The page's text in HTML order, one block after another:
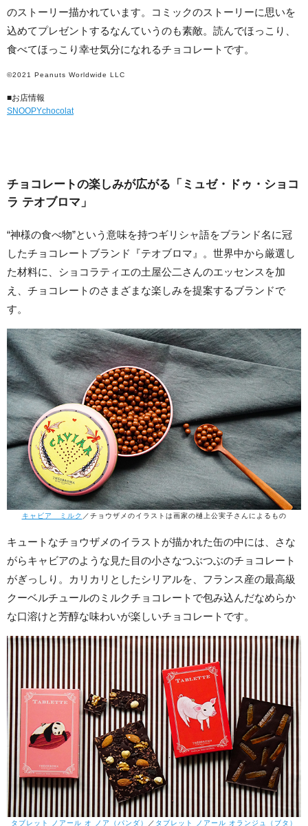
のストーリー描かれています。コミックのストーリーに思いを
込めてプレゼントするなんていうのも素敵。読んでほっこり、
食べてほっこり幸せ気分になれるチョコレートです。
©2021 Peanuts Worldwide LLC
■お店情報
SNOOPYchocolat
チョコレートの楽しみが広がる「ミュゼ・ドゥ・ショコ
ラ テオブロマ」
“神様の食べ物”という意味を持つギリシャ語をブランド名に冠
したチョコレートブランド『テオブロマ』。世界中から厳選し
た材料に、ショコラティエの土屋公二さんのエッセンスを加
え、チョコレートのさまざまな楽しみを提案するブランドで
す。
キャビア ミルク ／チョウザメのイラストは画家の樋上公実子さんによるもの
キュートなチョウザメのイラストが描かれた缶の中には、さな
がらキャビアのような見た目の小さなつぶつぶのチョコレート
がぎっしり。カリカリとしたシリアルを、フランス産の最高級
クーベルチュールのミルクチョコレートで包み込んだなめらか
な口溶けと芳醇な味わいが楽しいチョコレートです。
タブレット ノアール オ ノア（パンダ） ／ タブレット ノアール オランジュ（ブタ）